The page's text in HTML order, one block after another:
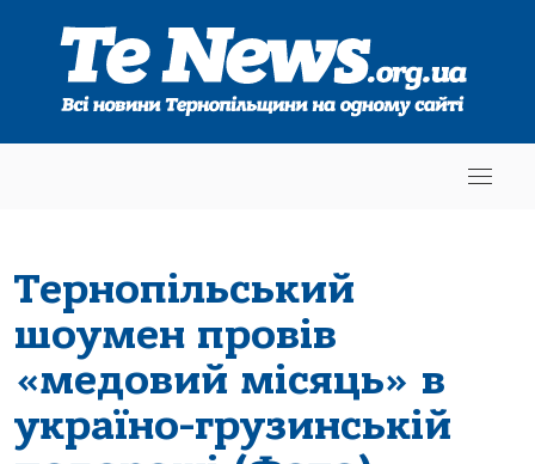
Тернопільський
шоумен провів
«медовий місяць» в
україно-грузинській